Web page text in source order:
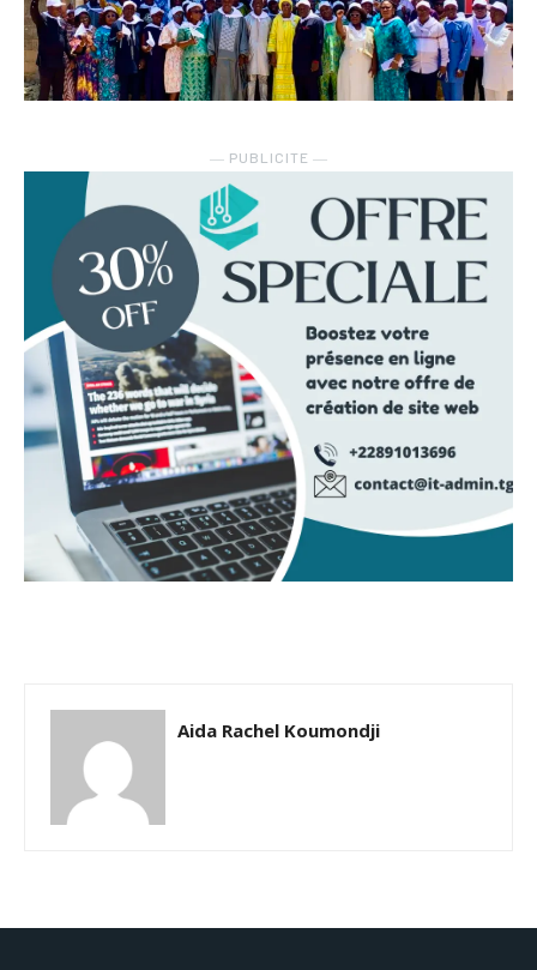
― PUBLICITE ―
Aida Rachel Koumondji